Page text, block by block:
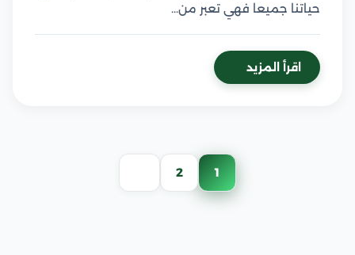
حياتنا جميعا فهي تعبر من…
اقرأ المزيد
1
2